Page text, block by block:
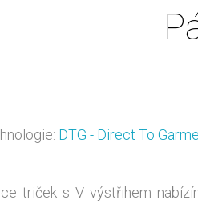
DTG - Direct To
triček s V výstřihem